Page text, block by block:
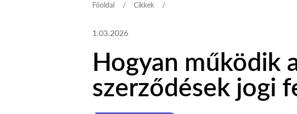
Főoldal Cikkek
1.03.2026
Hogyan működik
szerződések jogi